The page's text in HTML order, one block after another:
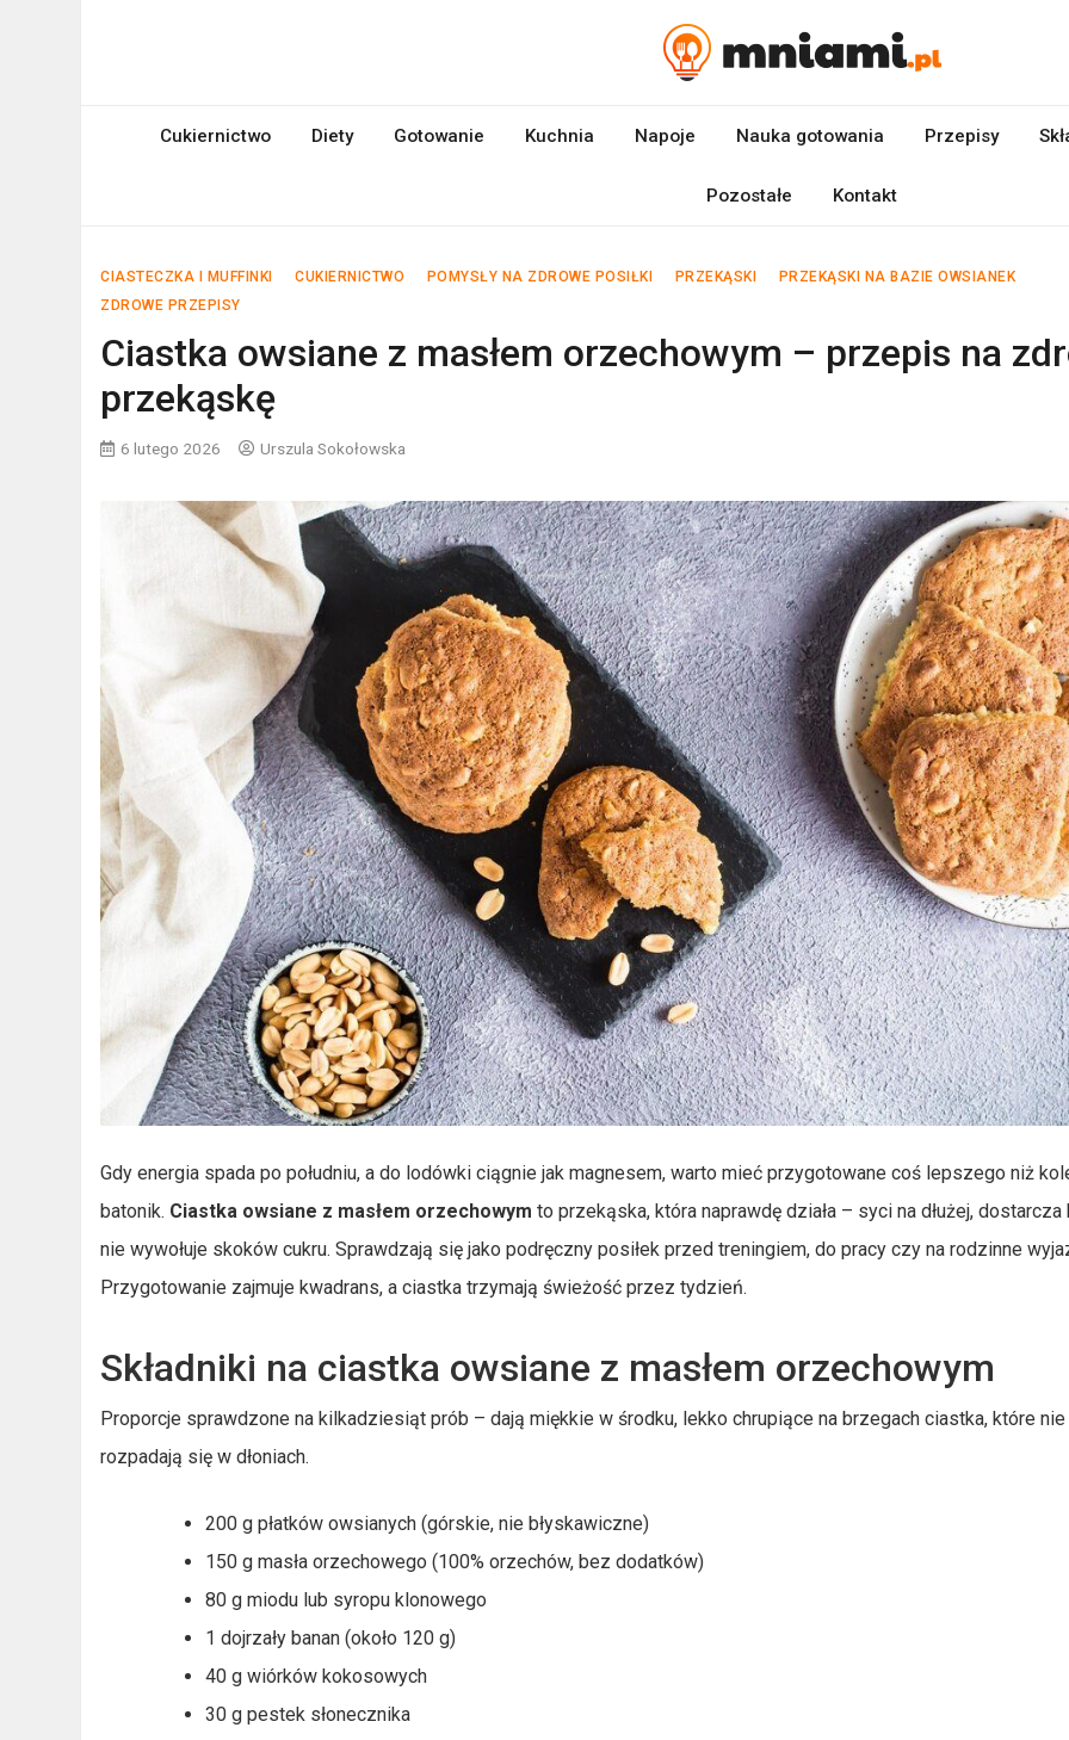
mniami.pl
Cukiernictwo Diety Gotowanie Kuchnia Napoje Nauka gotowania Przepisy
Pozostałe Kontakt
CIASTECZKA I MUFFINKI CUKIERNICTWO POMYSŁY NA ZDROWE POSIŁKI PRZEKĄSKI
PRZEKĄSKI NA BAZIE OWSIANEK
ZDROWE PRZEPISY
Ciastka owsiane z masłem orzechowym – przepis na
przekąskę
6 lutego 2026 Urszula Sokołowska
Gdy energia spada po południu, a do lodówki ciągnie jak magnesem, warto mieć przygotowane coś lepszego niż
batonik. Ciastka owsiane z masłem orzechowym to przekąska, która naprawdę działa – syci na dłużej, dostarcza
nie wywołuje skoków cukru. Sprawdzają się jako podręczny posiłek przed treningiem, do pracy czy na rodzinne
Przygotowanie zajmuje kwadrans, a ciastka trzymają świeżość przez tydzień.
Składniki na ciastka owsiane z masłem orzechowym
Proporcje sprawdzone na kilkadziesiąt prób – dają miękkie w środku, lekko chrupiące na brzegach ciastka, które nie
rozpadają się w dłoniach.
200 g płatków owsianych (górskie, nie błyskawiczne)
150 g masła orzechowego (100% orzechów, bez dodatków)
80 g miodu lub syropu klonowego
1 dojrzały banan (około 120 g)
40 g wiórków kokosowych
30 g pestek słonecznika